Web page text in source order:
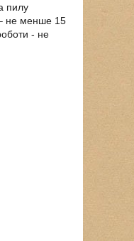
пилу
– не менше 15
- не